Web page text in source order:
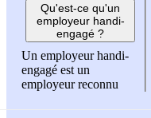
Qu'est-ce qu'un
employeur handi-
engagé ?
Un employeur handi-
engagé est un
employeur reconnu